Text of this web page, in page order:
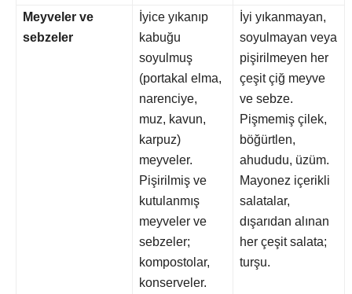
Meyveler ve
sebzeler
İyice yıkanıp
kabuğu
soyulmuş
(portakal elma,
narenciye,
muz, kavun,
karpuz)
meyveler.
Pişirilmiş ve
kutulanmış
meyveler ve
sebzeler;
kompostolar,
konserveler.
İyi yıkanmayan,
soyulmayan veya
pişirilmeyen her
çeşit çiğ meyve
ve sebze.
Pişmemiş çilek,
böğürtlen,
ahududu, üzüm.
Mayonez içerikli
salatalar,
dışarıdan alınan
her çeşit salata;
turşu.